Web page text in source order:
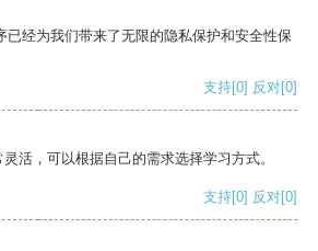
已经为我们带来了无限的隐私保护和安全性保
支持[0] 反对[0]
活，可以根据自己的需求选择学习方式。
支持[0] 反对[0]